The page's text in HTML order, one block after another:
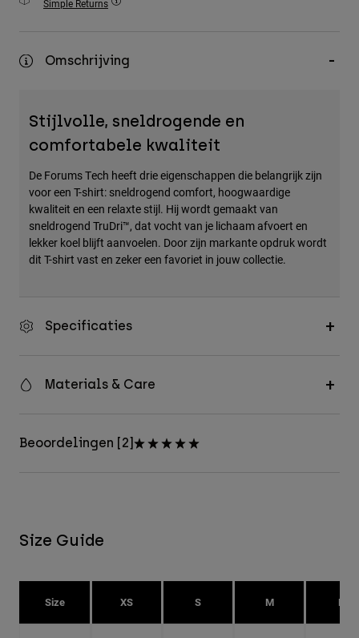
Accessories
Bags & Backpacks
Alles bekijken
Simple Returns
Omschrijving
Stijlvolle, sneldrogende en
comfortabele kwaliteit
De Forums Tech heeft drie eigenschappen die belangrijk zijn
voor een T-shirt: sneldrogend comfort, hoogwaardige
kwaliteit en een relaxte stijl. Hij wordt gemaakt van
sneldrogend TruDri™, dat vocht van je lichaam afvoert en
lekker koel blijft aanvoelen. Door zijn markante opdruk wordt
dit T-shirt vast en zeker een favoriet in jouw collectie.
Specificaties
Materials & Care
Beoordelingen [2]
Size Guide
Size XS S M L